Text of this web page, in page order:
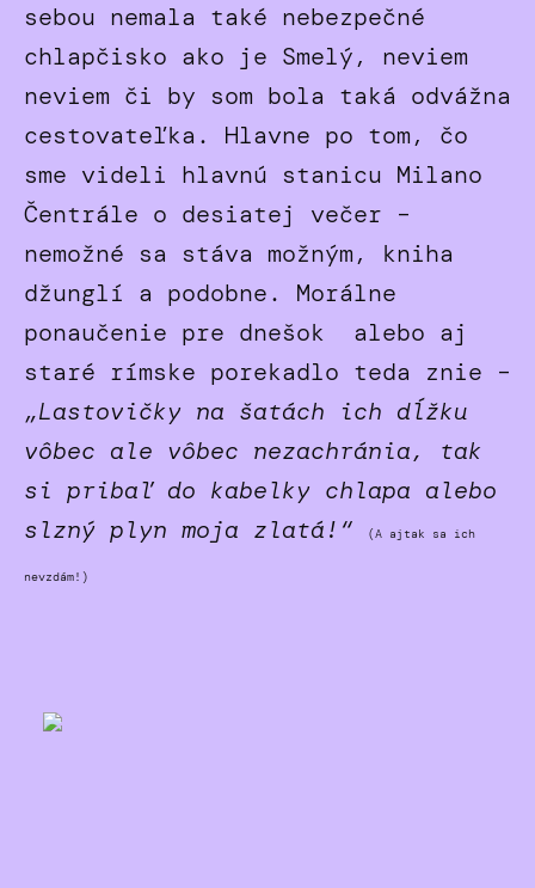
sebou nemala také nebezpečné
chlapčisko ako je Smelý, neviem
neviem či by som bola taká odvážna
cestovateľka. Hlavne po tom, čo
sme videli hlavnú stanicu Milano
Čentrále o desiatej večer –
nemožné sa stáva možným, kniha
džunglí a podobne. Morálne
ponaučenie pre dnešok alebo aj
staré rímske porekadlo teda znie –
„Lastovičky na šatách ich dĺžku
vôbec ale vôbec nezachránia, tak
si pribaľ do kabelky chlapa alebo
slzný plyn moja zlatá!“
(A ajtak sa ich
nevzdám!)